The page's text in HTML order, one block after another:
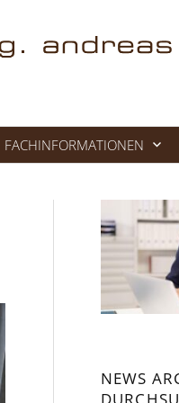
FACHINFORMATIONEN
NEWS